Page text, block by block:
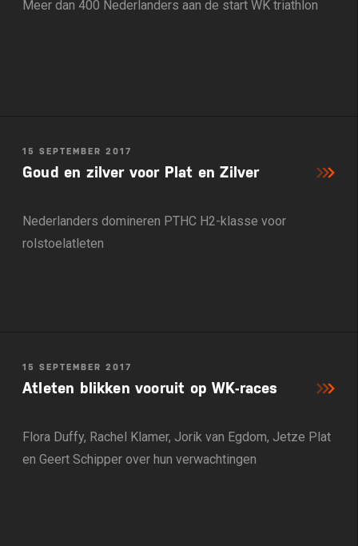
Meer dan 400 Nederlanders aan de start WK triathlon
15 SEPTEMBER 2017
Goud en zilver voor Plat en Zilver
Nederlanders domineren PTHC H2-klasse voor
rolstoelatleten
15 SEPTEMBER 2017
Atleten blikken vooruit op WK-races
Flora Duffy, Rachel Klamer, Jorik van Egdom, Jetze Plat
en Geert Schipper over hun verwachtingen